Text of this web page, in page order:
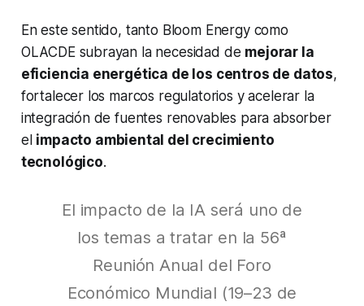
En este sentido, tanto Bloom Energy como
OLACDE subrayan la necesidad de mejorar la
eficiencia energética de los centros de datos,
fortalecer los marcos regulatorios y acelerar la
integración de fuentes renovables para absorber
el impacto ambiental del crecimiento
tecnológico.
El impacto de la IA será uno de
los temas a tratar en la 56ª
Reunión Anual del Foro
Económico Mundial (19–23 de